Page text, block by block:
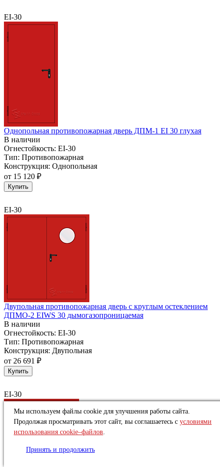
EI-30
Однопольная противопожарная дверь ДПМ-1 EI 30 глухая
В наличии
Огнестойкость: EI-30
Тип: Противопожарная
Конструкция: Однопольная
от 15 120 ₽
Купить
EI-30
Двупольная противопожарная дверь с круглым остеклением
ДПМО-2 EIWS 30 дымогазопроницаемая
В наличии
Огнестойкость: EI-30
Тип: Противопожарная
Конструкция: Двупольная
от 26 691 ₽
Купить
EI-30
Мы используем файлы cookie для улучшения работы сайта.
Продолжая просматривать этот сайт, вы соглашаетесь с условиями
использования cookie–файлов.
Принять и продолжить